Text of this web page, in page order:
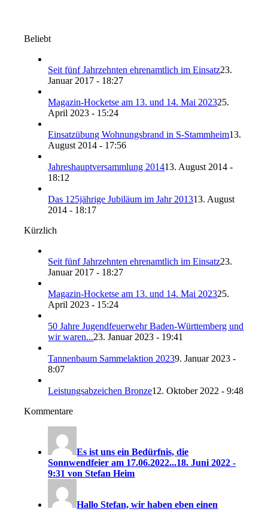
Beliebt
Seit fünf Jahrzehnten ehrenamtlich im Einsatz23.
Januar 2017 - 18:27
Magazin-Hocketse am 13. und 14. Mai 202325.
April 2023 - 15:24
Einsatzübung Wohnungsbrand in S-Stammheim13.
August 2014 - 17:56
Jahreshauptversammlung 201413. August 2014 -
18:12
Das 125jährige Jubiläum im Jahr 201313. August
2014 - 18:17
Kürzlich
Seit fünf Jahrzehnten ehrenamtlich im Einsatz23.
Januar 2017 - 18:27
Magazin-Hocketse am 13. und 14. Mai 202325.
April 2023 - 15:24
50 Jahre Jugendfeuerwehr Baden-Württemberg und
wir waren...23. Januar 2023 - 19:41
Tannenbaum Sammelaktion 20239. Januar 2023 -
8:07
Leistungsabzeichen Bronze12. Oktober 2022 - 9:48
Kommentare
Es ist uns ein Bedürfnis, die
Sonnwendfeier am 17.06.2022...18. Juni 2022 -
9:31 von Stefan Heim
Hallo Stefan, wir haben eben einen